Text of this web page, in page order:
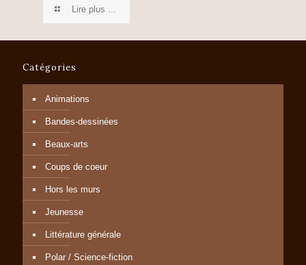
Lire plus ...
Catégories
Animations
Bandes-dessinées
Beaux-arts
Coups de coeur
Hors les murs
Jeunesse
Littérature générale
Polar / Science-fiction